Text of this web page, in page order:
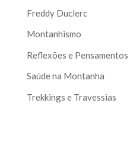
Freddy Duclerc
Montanhismo
Reflexões e Pensamentos
Saúde na Montanha
Trekkings e Travessias